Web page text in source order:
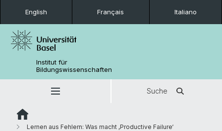
English Français Italiano
Institut für
Bildungswissenschaften
Suche
Lernen aus Fehlern: Was macht ‚Productive Failure‘